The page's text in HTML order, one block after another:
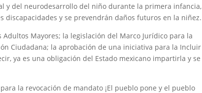
y del neurodesarrollo del niño durante la primera infancia,
y se prevendrán daños futuros en la niñez.
Mayores; la legislación del Marco Jurídico para la
Ciudadana; la aprobación de una iniciativa para la Incluir
ya es una obligación del Estado mexicano impartirla y se
la revocación de mandato ¡El pueblo pone y el pueblo